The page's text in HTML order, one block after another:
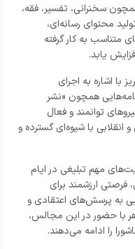
سخنرانی، تفسیر، فقه،
محتوای رسانه‌ای،
متناسب به کار گرفته
یابد.
اشاره به اجرای
همچون «نشر
توانمند و فعال
انقلابی با شیوه‌ای گسترده و
مهم تبلیغی در ایام
ارزشمند برای
به پرسش‌های اعتقادی و
با حضور در این مجالس،
را ادامه می‌دهند.